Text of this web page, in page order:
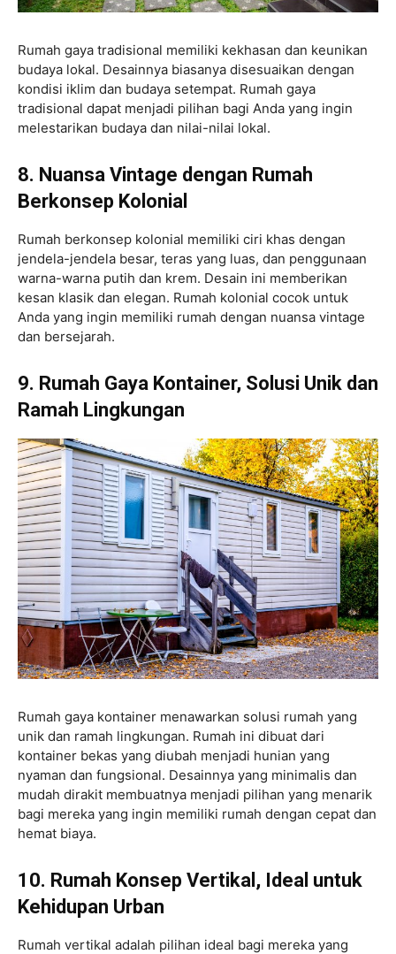
Rumah gaya tradisional memiliki kekhasan dan keunikan
budaya lokal. Desainnya biasanya disesuaikan dengan
kondisi iklim dan budaya setempat. Rumah gaya
tradisional dapat menjadi pilihan bagi Anda yang ingin
melestarikan budaya dan nilai-nilai lokal.
8. Nuansa Vintage dengan Rumah
Berkonsep Kolonial
Rumah berkonsep kolonial memiliki ciri khas dengan
jendela-jendela besar, teras yang luas, dan penggunaan
warna-warna putih dan krem. Desain ini memberikan
kesan klasik dan elegan. Rumah kolonial cocok untuk
Anda yang ingin memiliki rumah dengan nuansa vintage
dan bersejarah.
9. Rumah Gaya Kontainer, Solusi Unik dan
Ramah Lingkungan
Rumah gaya kontainer menawarkan solusi rumah yang
unik dan ramah lingkungan. Rumah ini dibuat dari
kontainer bekas yang diubah menjadi hunian yang
nyaman dan fungsional. Desainnya yang minimalis dan
mudah dirakit membuatnya menjadi pilihan yang menarik
bagi mereka yang ingin memiliki rumah dengan cepat dan
hemat biaya.
10. Rumah Konsep Vertikal, Ideal untuk
Kehidupan Urban
Rumah vertikal adalah pilihan ideal bagi mereka yang